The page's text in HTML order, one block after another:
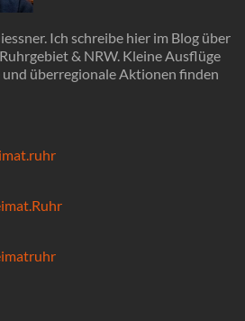
Ich schreibe hier im Blog über
& NRW. Kleine Ausflüge
und überregionale Aktionen finden